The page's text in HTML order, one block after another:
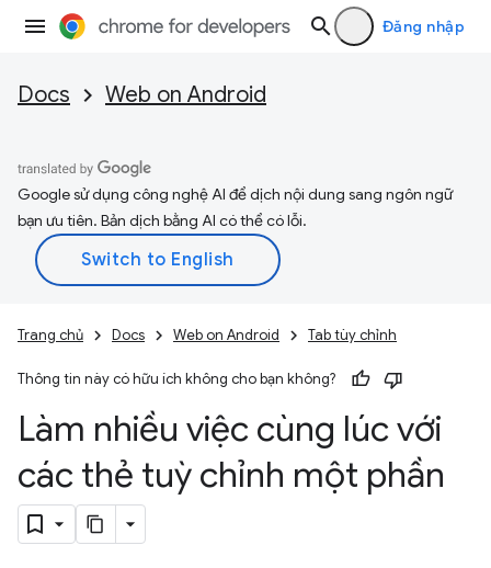
Đăng nhập
Docs Web on Android
Google sử dụng công nghệ AI để dịch nội dung sang ngôn ngữ
bạn ưu tiên. Bản dịch bằng AI có thể có lỗi.
Trang chủ Docs Web on Android Tab tùy chỉnh
Thông tin này có hữu ích không cho bạn không?
Làm nhiều việc cùng lúc với
các thẻ tuỳ chỉnh một phần